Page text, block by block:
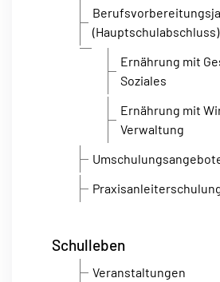
(Hauptschulabschluss)
Ernährung mit
Soziales
Ernährung mit
Verwaltung
Schulleben
Veranstaltungen